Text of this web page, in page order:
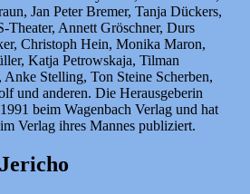
Jan Peter Bremer, Tanja Dückers,
Theater, Annett Gröschner, Durs
Christoph Hein, Monika Maron,
Katja Petrowskaja, Tilman
Stelling, Ton Steine Scherben,
und anderen. Die Herausgeberin
beim Wagenbach Verlag und hat
Verlag ihres Mannes publiziert.